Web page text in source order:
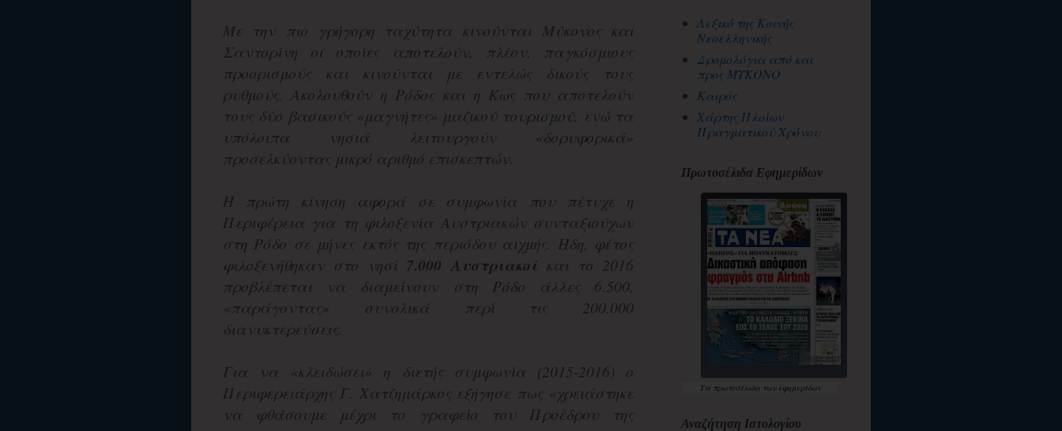
Με την πιο γρήγορη ταχύτητα κινούνται Μύκονος και
Σαντορίνη οι οποίες αποτελούν, πλέον, παγκόσμιους
προορισμούς και κινούνται με εντελώς δικούς τους
ρυθμούς. Ακολουθούν η Ρόδος και η Κως που αποτελούν
τους δύο βασικούς «μαγνήτες» μαζικού τουρισμού, ενώ τα
υπόλοιπα νησιά λειτουργούν «δορυφορικά»
προσελκύοντας μικρό αριθμό επισκεπτών.
Η πρώτη κίνηση αφορά σε συμφωνία που πέτυχε η
Περιφέρεια για τη φιλοξενία Αυστριακών συνταξιούχων
στη Ρόδο σε μήνες εκτός της περιόδου αιχμής. Ήδη, φέτος
φιλοξενήθηκαν στο νησί 7.000 Αυστριακοίκαι το 2016
προβλέπεται να διαμείνουν στη Ρόδο άλλες 6.500,
«παράγοντας» συνολικά περί τις 200.000
διανυκτερεύσεις.
Για να «κλειδώσει» η διετής συμφωνία (2015-2016) ο
Περιφερειάρχης Γ. Χατζημάρκος εξήγησε πως «χρειάστηκε
να φθάσουμε μέχρι το γραφείο του Προέδρου της
Λεξικό της Κοινής
Νεοελληνικής
Δρομολόγια από και
προς ΜΥΚΟΝΟ
Καιρός
Χάρτης Πλοίων
Πραγματικού Χρόνου
Πρωτοσέλιδα Εφημερίδων
Τα πρωτοσέλιδατων εφημερίδων
Αναζήτηση Ιστολογίου